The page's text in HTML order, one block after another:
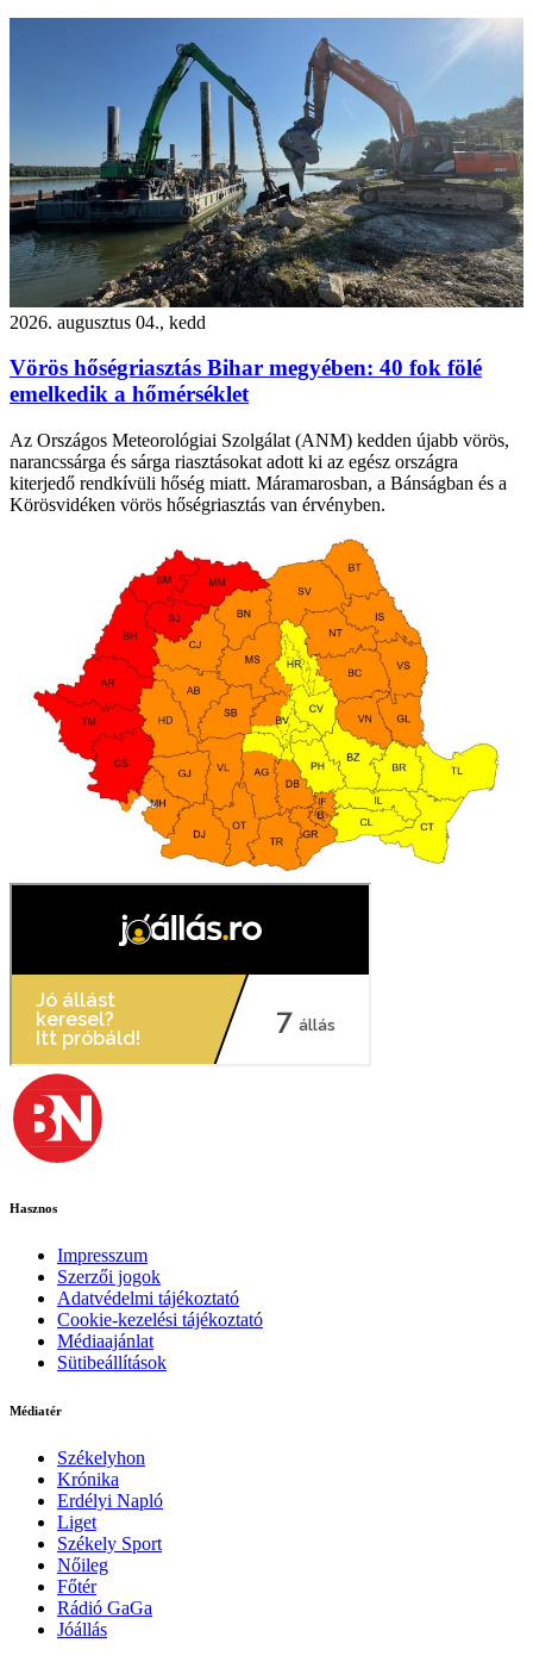
2026. augusztus 04., kedd
Vörös hőségriasztás Bihar megyében: 40 fok fölé
emelkedik a hőmérséklet
Az Országos Meteorológiai Szolgálat (ANM) kedden újabb vörös,
narancssárga és sárga riasztásokat adott ki az egész országra
kiterjedő rendkívüli hőség miatt. Máramarosban, a Bánságban és a
Körösvidéken vörös hőségriasztás van érvényben.
Hasznos
Impresszum
Szerzői jogok
Adatvédelmi tájékoztató
Cookie-kezelési tájékoztató
Médiaajánlat
Sütibeállítások
Médiatér
Székelyhon
Krónika
Erdélyi Napló
Liget
Székely Sport
Nőileg
Főtér
Rádió GaGa
Jóállás